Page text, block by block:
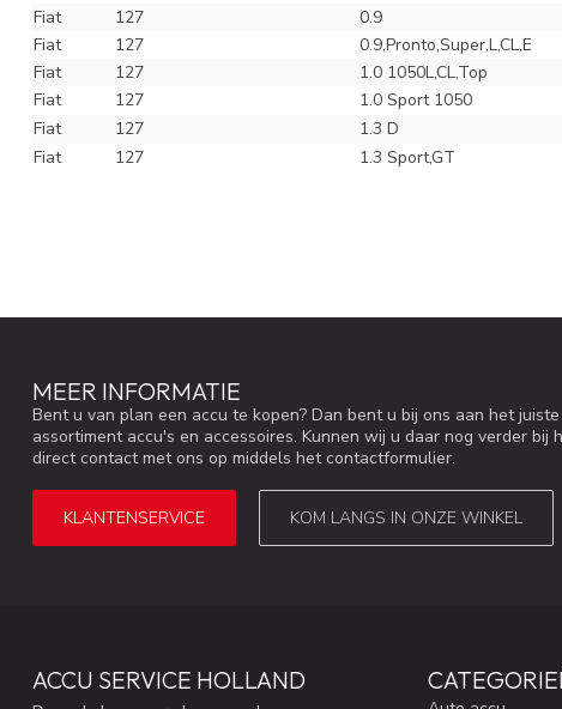
Fiat
127 0.9
Fiat
127 0.9,Pronto,Super,L,CL,E
Fiat
127 1.0 1050L,CL,Top
Fiat
127 1.0 Sport 1050
Fiat
127 1.3 D
Fiat
127 1.3 Sport,GT
MEER INFORMATIE
Bent u van plan een accu te kopen? Dan bent u bij ons aan het
assortiment accu's en accessoires. Kunnen wij u daar nog verder bij
direct contact met ons op middels het contactformulier.
KLANTENSERVICE KOM LANGS IN ONZE WINKEL
ACCU SERVICE HOLLAND